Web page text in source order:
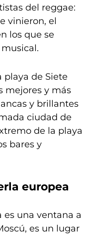
del reggae:
vinieron, el
los que se
playa de Siete
mejores y más
y brillantes
ciudad de
de la playa
bares y
europea
es una ventana a
es un lugar